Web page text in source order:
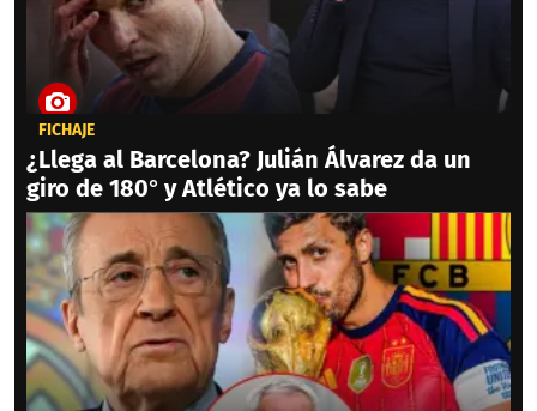
FICHAJE
¿Llega al Barcelona? Julián Álvarez da un
giro de 180° y Atlético ya lo sabe